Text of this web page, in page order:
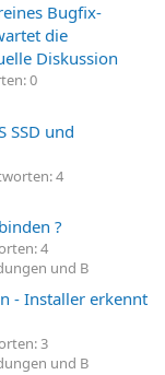
Bugfix-
die
Diskussion
0
SSD und
4
?
4
und B
- Installer erkennt
3
und B